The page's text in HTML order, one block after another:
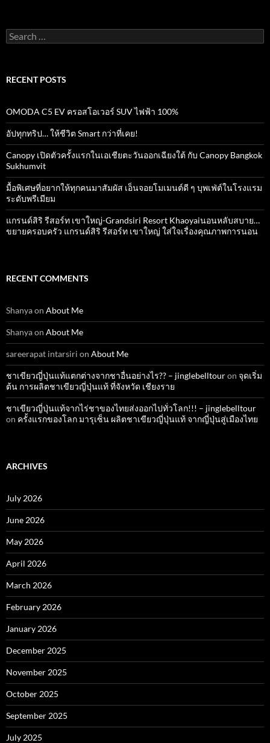
Search
for:
RECENT POSTS
OMODA C5 EV ครอสโอเวอร์ SUV ไฟฟ้า 100%
อัปทุกทริป… ให้ชีวิต Smart กว่าที่เคย!
Canopy เปิดตัวครั้งแรกในเอเชียตะวันออกเฉียงใต้ กับ Canopy Bangkok
Sukhumvit
มื้อพิเศษที่อยากให้ทุกคนมาสัมผัส เอ็นจอยโมเมนต์ดี ๆ บุพเฟ่ต์ในโรงแรม
ระดับพรีเมียม
แกรนด์สิริ​ รีสอร์ท​ เขาใหญ่​-Grandsiri​ Resort​ Khaoyaiนอนหลับสบาย…
ขยายครอบครัว แกรนด์สิริ รีสอร์ท เขาใหญ่ ใส่ใจเรื่องคุณภาพการนอน
RECENT COMMENTS
Shanyaon About Me
Shanyaon About Me
sareerapat intarsiri on About Me
ชาเขียวญี่ปุ่นแท้แตกต่างจากชาอื่นอย่างไร?? – jinglebelltouron จุดเริ่ม
ต้น การผลิตชาเขียวญี่ปุ่นแท้ ที่จังหวัด เชียงราย
ชาเขียวญี่ปุ่นแท้จากไร่ชาของไทยส่งออกไปทั่วโลก!!! – jinglebelltour
on ครั้งแรกของโลก มารุเซ็น ผลิตชาเขียวญี่ปุ่นแท้ จากญี่ปุ่นสู่เมืองไทย
ARCHIVES
July 2026
June 2026
May 2026
April 2026
March 2026
February 2026
January 2026
December 2025
November 2025
October 2025
September 2025
July 2025